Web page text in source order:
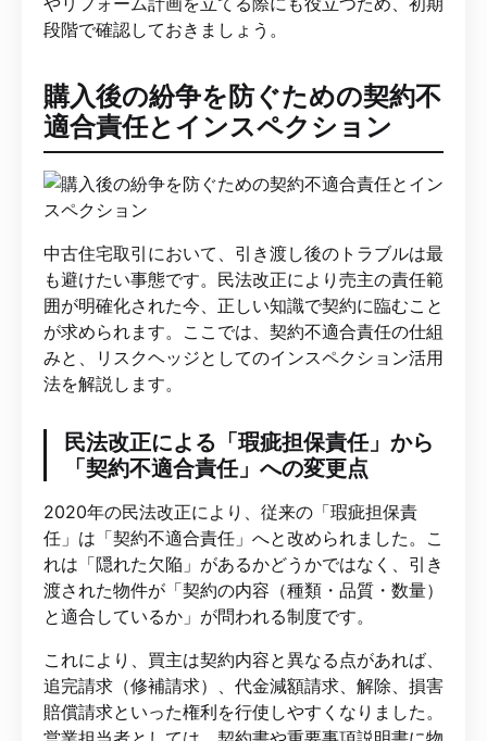
段階で確認しておきましょう。
購入後の紛争を防ぐための契約不
適合責任とインスペクション
中古住宅取引において、引き渡し後のトラブルは最
も避けたい事態です。民法改正により売主の責任範
囲が明確化された今、正しい知識で契約に臨むこと
が求められます。ここでは、契約不適合責任の仕組
みと、リスクヘッジとしてのインスペクション活用
法を解説します。
民法改正による「瑕疵担保責任」から
「契約不適合責任」への変更点
2020年の民法改正により、従来の「瑕疵担保責
任」は「契約不適合責任」へと改められました。こ
れは「隠れた欠陥」があるかどうかではなく、引き
渡された物件が「契約の内容（種類・品質・数量）
と適合しているか」が問われる制度です。
これにより、買主は契約内容と異なる点があれば、
追完請求（修補請求）、代金減額請求、解除、損害
賠償請求といった権利を行使しやすくなりました。